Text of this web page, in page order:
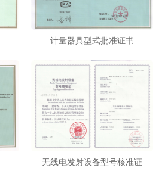
计量器具型式批准证书
无线电发射设备型号核准证